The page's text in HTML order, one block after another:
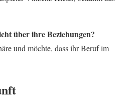
über ihre Beziehungen?
und möchte, dass ihr Beruf im